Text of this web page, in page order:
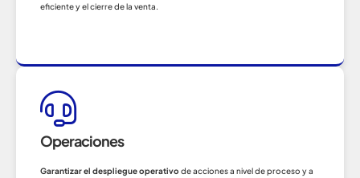
eficiente y el cierre de la venta.
Operaciones
Garantizar el despliegue operativo de acciones a nivel de proceso y a